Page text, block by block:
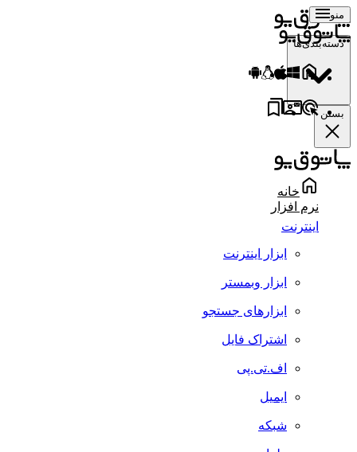
منو
دسته‌بندی‌ها
بستن
خانه
نرم افزار
اینترنت
ابزار اینترنت
ابزار وبمستر
ابزارهای جستجو
اشتراک فایل
اف.تی.پی
ایمیل
شبکه